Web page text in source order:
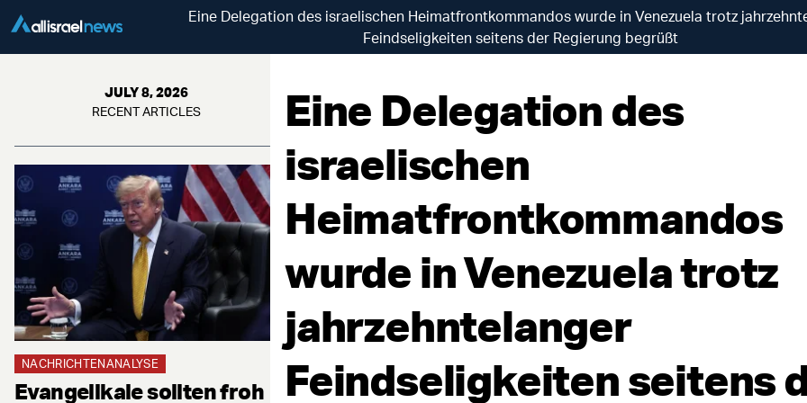
Eine Delegation des israelischen Heimatfrontkommandos wurde in Venezuela trotz
Feindseligkeiten seitens der Regierung begrüßt
JULY 8, 2026
RECENT ARTICLES
NACHRICHTENANALYSE
Evangelikale sollten froh
Eine Delegation des
israelischen
Heimatfrontkommandos
wurde in Venezuela trotz
jahrzehntelanger
Feindseligkeiten seitens